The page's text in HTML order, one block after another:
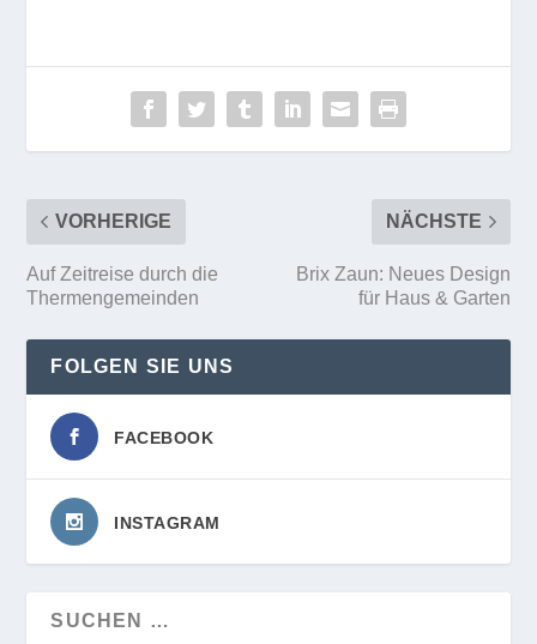
VORHERIGE
Auf Zeitreise durch die
Thermengemeinden
NÄCHSTE
Brix Zaun: Neues Design
für Haus & Garten
FOLGEN SIE UNS
FACEBOOK
INSTAGRAM